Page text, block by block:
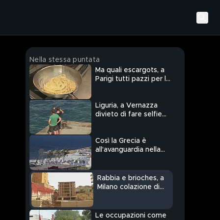
Nella stessa puntata
Ma quali escargots, a
Parigi tutti pazzi per la
Liguria, a Vernazza
divieto di fare selfie
Così la Grecia è
all'avanguardia nella
Rabbia e brioches, a
Milano colazione di
Le occupazioni come